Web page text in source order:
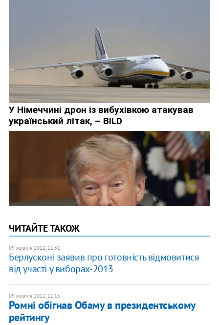
ЧИТАЙТЕ ТАКОЖ
09 жовтня 2012, 11:31
Берлусконі заявив про готовність відмовитися
від участі у виборах-2013
09 жовтня 2012, 11:15
Ромні обігнав Обаму в президентському
рейтингу